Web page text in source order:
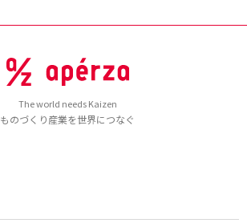
The world needs Kaizen
ものづくり産業を世界につなぐ